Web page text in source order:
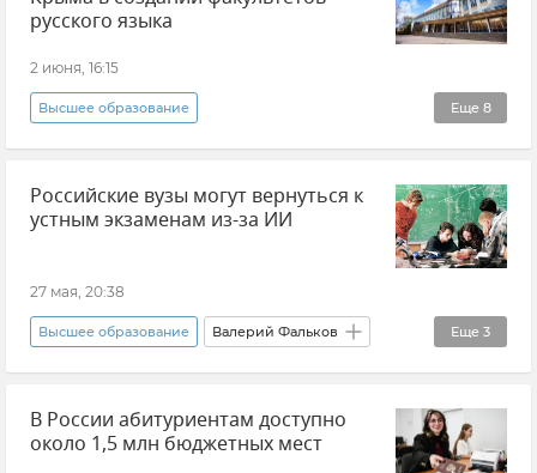
Образование в России Новости
русского языка
2 июня, 16:15
Еще 8
Высшее образование
Владимир Путин (политик) Россия
Русский язык
Новости Образование в России
Российские вузы могут вернуться к
устным экзаменам из-за ИИ
27 мая, 20:38
Еще 3
Высшее образование Валерий Фальков
Мнения Образование в России
Студенты
В России абитуриентам доступно
около 1,5 млн бюджетных мест